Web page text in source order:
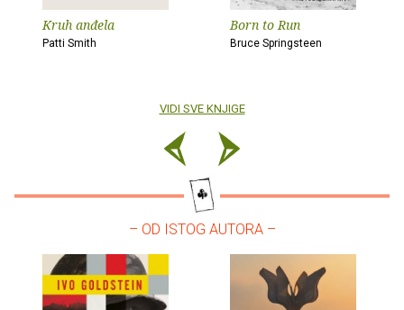
Kruh anđela
Patti Smith
Born to Run
Bruce Springsteen
VIDI SVE KNJIGE
– OD ISTOG AUTORA –